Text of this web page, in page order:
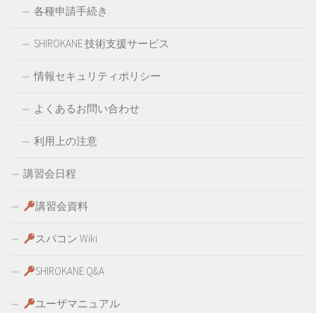
各種申請手続き
SHIROKANE 技術支援サービス
情報セキュリティポリシー
よくあるお問い合わせ
利用上の注意
講習会日程
講習会資料
スパコン Wiki
SHIROKANE Q&A
ユーザマニュアル